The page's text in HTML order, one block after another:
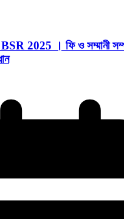
2025 । ফি ও সম্মানী